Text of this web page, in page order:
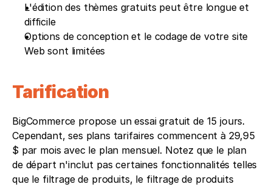
L'édition des thèmes gratuits peut être longue et
difficile
Options de conception et le codage de votre site
Web sont limitées
Tarification
BigCommerce propose un essai gratuit de 15 jours.
Cependant, ses plans tarifaires commencent à 29,95
$ par mois avec le plan mensuel. Notez que le plan
de départ n'inclut pas certaines fonctionnalités telles
que le filtrage de produits, le filtrage de produits